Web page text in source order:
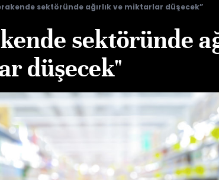
sektöründe ağırlık ve miktarlar düşecek”
sektöründe
düşecek"